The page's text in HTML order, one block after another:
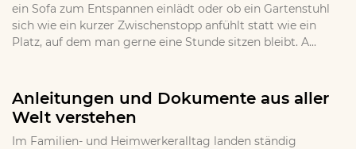
ein Sofa zum Entspannen einlädt oder ob ein Gartenstuhl
sich wie ein kurzer Zwischenstopp anfühlt statt wie ein
Platz, auf dem man gerne eine Stunde sitzen bleibt. A...
Anleitungen und Dokumente aus aller
Welt verstehen
Im Familien- und Heimwerkeralltag landen ständig